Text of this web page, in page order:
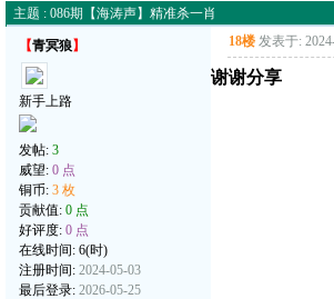
主题 : 086期【海涛声】精准杀一肖
【青冥狼】
新手上路
发帖: 3
威望: 0 点
铜币: 3 枚
贡献值: 0 点
好评度: 0 点
在线时间: 6(时)
注册时间: 2024-05-03
最后登录: 2026-05-25
18楼 发表于:
谢谢分享